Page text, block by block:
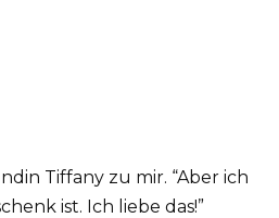
Tiffany zu mir. “Aber ich
ist. Ich liebe das!”